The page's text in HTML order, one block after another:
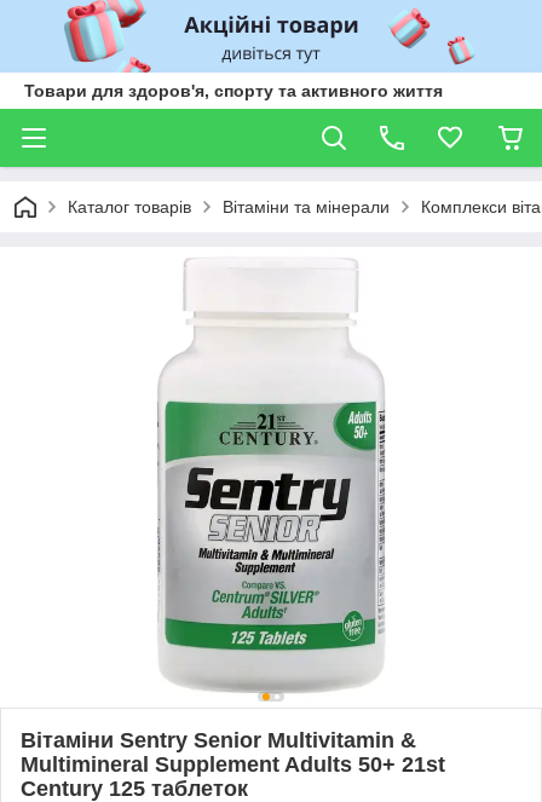
Товари для здоров'я, спорту та активного життя
Каталог товарів Вітаміни та мінерали Комплекси
Вітаміни Sentry Senior Multivitamin &
Multimineral Supplement Adults 50+ 21st
Century 125 таблеток